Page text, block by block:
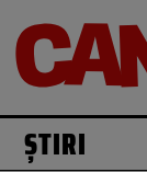
ȘTIRI